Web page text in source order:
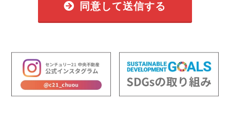
同意して送信する